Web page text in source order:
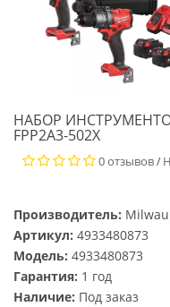
НАБОР ИНСТРУМЕНТОВ
FPP2A3-502X
0 отзывов/
Производитель:
Артикул: 4933480873
Модель: 4933480873
Гарантия: 1 год
Наличие: Под заказ